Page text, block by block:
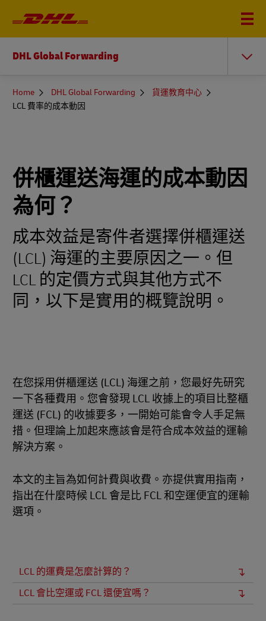
DHL Global Forwarding
You
here
Home DHL Global Forwarding
貨運教育中心
LCL 費率的成本動因
併櫃運送海運的成本動因
為何？
成本效益是寄件者選擇併櫃運送
(LCL) 海運的主要原因之一。但
LCL 的定價方式與其他方式不
同，以下是實用的概覽說明。
在您採用併櫃運送 (LCL) 海運之前，您最好先研究
一下各種費用。您會發現 LCL 收據上的項目比整櫃
運送 (FCL) 的收據要多，一開始可能會令人手足無
措。但理論上加起來應該會是符合成本效益的運輸
解決方案。
本文的主旨為如何計費與收費。亦提供實用指南，
指出在什麼時候 LCL 會是比 FCL 和空運便宜的運輸
選項。
LCL 的運費是怎麼計算的？
LCL 會比空運或 FCL 還便宜嗎？